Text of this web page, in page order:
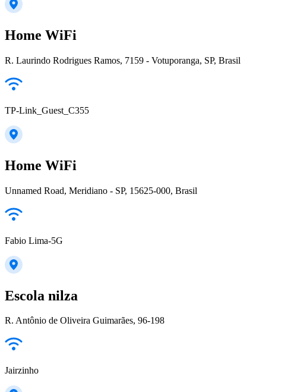
Home WiFi
R. Laurindo Rodrigues Ramos, 7159 - Votuporanga, SP, Brasil
TP-Link_Guest_C355
Home WiFi
Unnamed Road, Meridiano - SP, 15625-000, Brasil
Fabio Lima-5G
Escola nilza
R. Antônio de Oliveira Guimarães, 96-198
Jairzinho